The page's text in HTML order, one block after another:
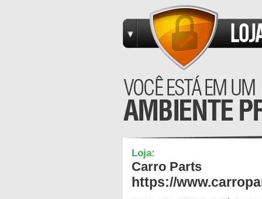
Loja:
Carro Parts
https://